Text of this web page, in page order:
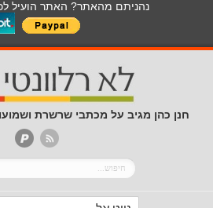
נהניתם מהאתר? האתר הועיל
חנן כהן מגיב על מכתבי שרשרת ושמועות